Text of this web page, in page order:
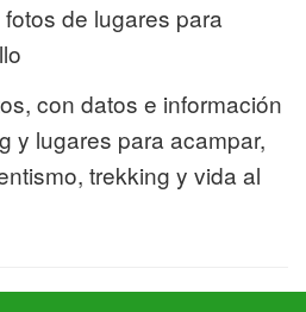
de lugares para
con datos e información
y lugares para acampar,
trekking y vida al